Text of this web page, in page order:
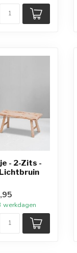
- 2-Zits -
werkdagen